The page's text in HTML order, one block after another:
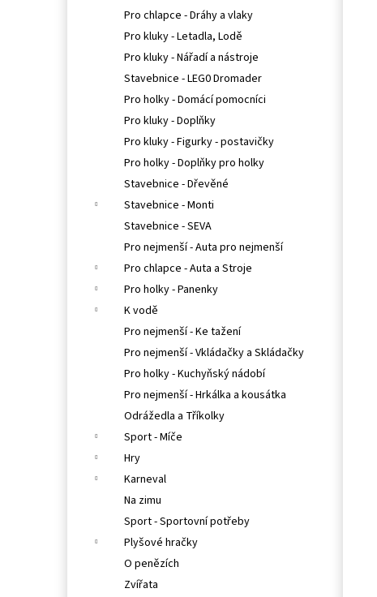
Pro chlapce - Dráhy a vlaky
Pro kluky - Letadla, Lodě
Pro kluky - Nářadí a nástroje
Stavebnice - LEG0 Dromader
Pro holky - Domácí pomocníci
Pro kluky - Doplňky
Pro kluky - Figurky - postavičky
Pro holky - Doplňky pro holky
Stavebnice - Dřevěné
Stavebnice - Monti
Stavebnice - SEVA
Pro nejmenší - Auta pro nejmenší
Pro chlapce - Auta a Stroje
Pro holky - Panenky
K vodě
Pro nejmenší - Ke tažení
Pro nejmenší - Vkládačky a Skládačky
Pro holky - Kuchyňský nádobí
Pro nejmenší - Hrkálka a kousátka
Odrážedla a Tříkolky
Sport - Míče
Hry
Karneval
Na zimu
Sport - Sportovní potřeby
Plyšové hračky
O penězích
Zvířata